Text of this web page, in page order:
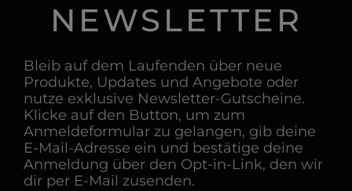
NEWSLETTER
Bleib auf dem Laufenden über neue
Produkte, Updates und Angebote oder
nutze exklusive Newsletter-Gutscheine.
Klicke auf den Button, um zum
Anmeldeformular zu gelangen, gib deine
E-Mail-Adresse ein und bestätige deine
Anmeldung über den Opt-in-Link, den wir
dir per E-Mail zusenden.